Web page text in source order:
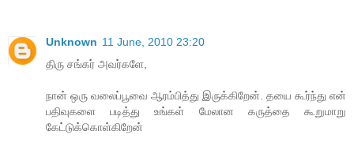
Unknown 11 June, 2010 23:20
திரு சங்கர் அவர்களே,
நான் ஒரு வலைப்பூவை ஆரம்பித்து இருக்கிறேன். தயை கூர்ந்து என்
பதிவுகளை படித்து உங்கள் மேலான கருத்தை கூறுமாறு
கேட்டுக்கொள்கிறேன்